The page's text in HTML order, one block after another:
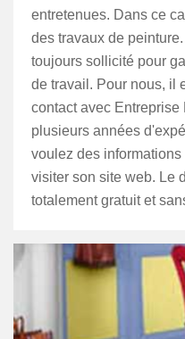
entretenues. Dans ce
des travaux de
toujours sollicité pour
de travail. Pour nous, il
contact avec
plusieurs années
voulez des
visiter son site web. Le
totalement gratuit et